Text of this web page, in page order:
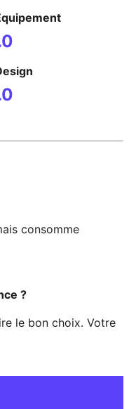
consomme
?
le bon choix. Votre